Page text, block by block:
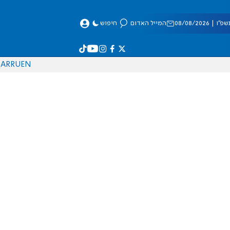
08/2026 המייל האדום חיפוש
EN
RU
AR